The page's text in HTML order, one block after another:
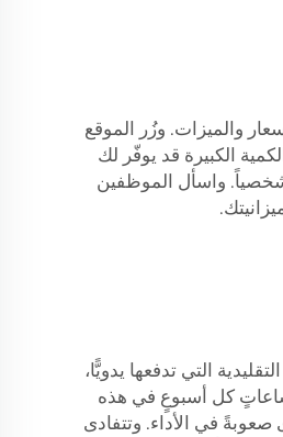
والميزات. وزُر الموقع
الكبيرة قد يوفّر لك
شخصياً. واسأل الموظفين
التي تدفعها يدويًّا،
كل أسبوعٍ في هذه
صعوبةً في الأداء. وتتفادى